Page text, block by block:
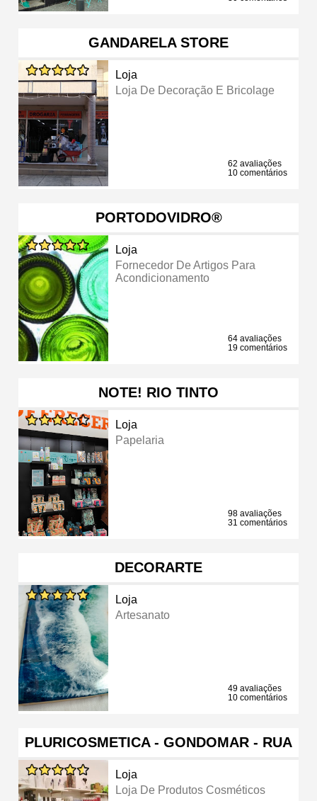
GANDARELA STORE
Loja
Loja De Decoração E Bricolage
62 avaliações
10 comentários
PORTODOVIDRO®
Loja
Fornecedor De Artigos Para
Acondicionamento
64 avaliações
19 comentários
NOTE! RIO TINTO
Loja
Papelaria
98 avaliações
31 comentários
DECORARTE
Loja
Artesanato
49 avaliações
10 comentários
PLURICOSMETICA - GONDOMAR - RUA
Loja
Loja De Produtos Cosméticos